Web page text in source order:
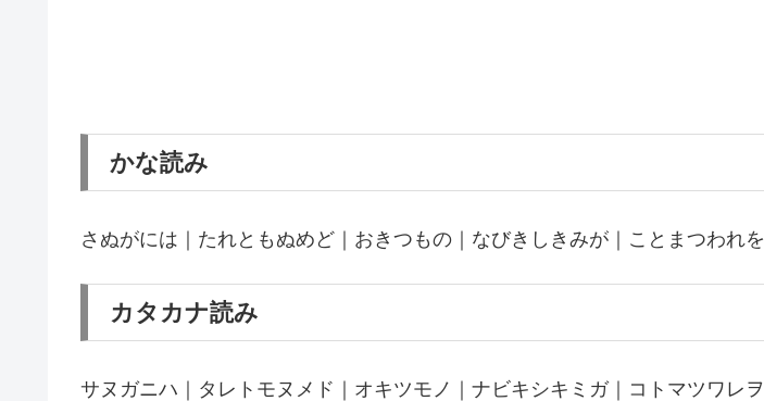
かな読み
さぬがには｜たれともぬめど｜おきつもの｜なびきしきみが｜ことまつわれを
カタカナ読み
サヌガニハ｜タレトモヌメド｜オキツモノ｜ナビキシキミガ｜コトマツワレヲ